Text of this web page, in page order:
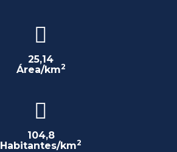
25,14
Área/km2
104,8
Habitantes/km2